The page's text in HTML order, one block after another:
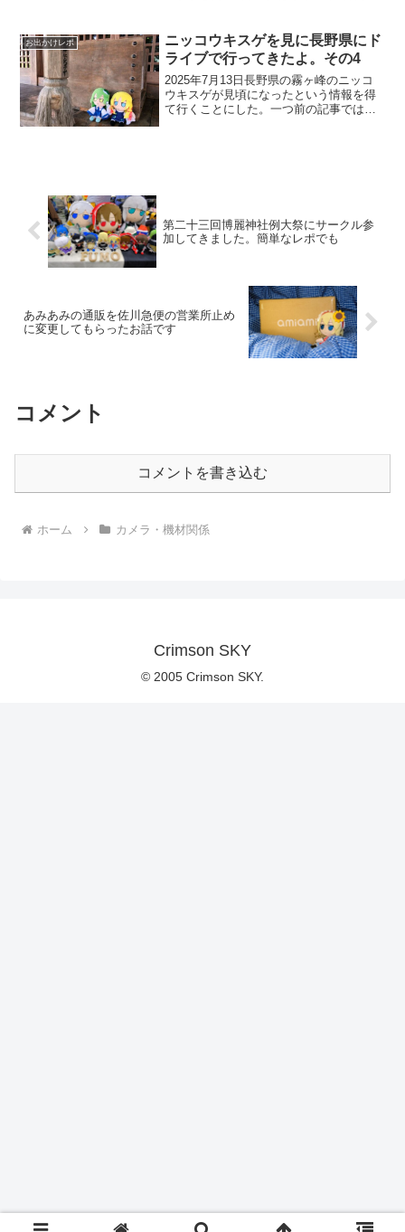
が相変わらず大変です💦五泉市のチュー
リップまつりは...
お出かけレポ
ニッコウキスゲを見に長野県にド
ライブで行ってきたよ。その4
2025年7月13日長野県の霧ヶ峰のニッコ
ウキスゲが見頃になったという情報を得
て行くことにした。一つ前の記事では岡
第二十三回博麗神社例大祭にサークル参
加してきました。簡単なレポでも
あみあみの通販を佐川急便の営業所止め
に変更してもらったお話です
コメント
コメントを書き込む
ホーム カメラ・機材関係
Crimson SKY
© 2005 Crimson SKY.